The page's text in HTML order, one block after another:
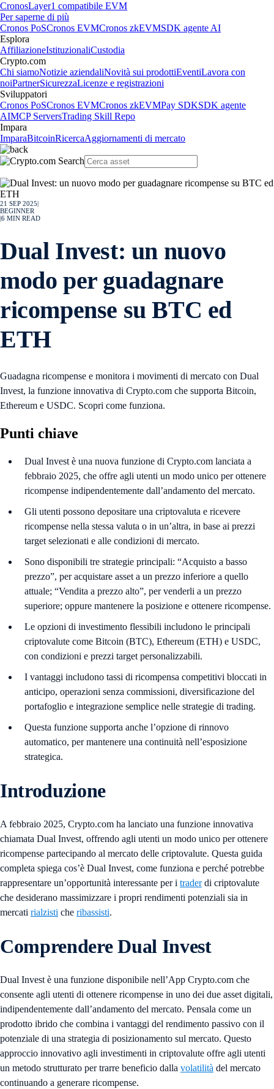
CronosLayer1 compatibile EVM
Per saperne di più
Cronos PoSCronos EVMCronos zkEVMSDK agente AI
Esplora
AffiliazioneIstituzionaliCustodia
Crypto.com
Chi siamoNotizie aziendaliNovità sui prodottiEventiLavora con
noiPartnerSicurezzaLicenze e registrazioni
Sviluppatori
Cronos PoSCronos EVMCronos zkEVMPay SDKSDK agente
AIMCP ServersTrading Skill Repo
Impara
ImparaBitcoinRicercaAggiornamenti di mercato
21 SEP 2025
BEGINNER
6 MIN READ
Dual Invest: un nuovo
modo per guadagnare
ricompense su BTC ed
ETH
Guadagna ricompense e monitora i movimenti di mercato con Dual
Invest, la funzione innovativa di Crypto.com che supporta Bitcoin,
Ethereum e USDC. Scopri come funziona.
Punti chiave
Dual Invest è una nuova funzione di Crypto.com lanciata a
febbraio 2025, che offre agli utenti un modo unico per ottenere
ricompense indipendentemente dall’andamento del mercato.
Gli utenti possono depositare una criptovaluta e ricevere
ricompense nella stessa valuta o in un’altra, in base ai prezzi
target selezionati e alle condizioni di mercato.
Sono disponibili tre strategie principali: “Acquisto a basso
prezzo”, per acquistare asset a un prezzo inferiore a quello
attuale; “Vendita a prezzo alto”, per venderli a un prezzo
superiore; oppure mantenere la posizione e ottenere ricompense.
Le opzioni di investimento flessibili includono le principali
criptovalute come Bitcoin (BTC), Ethereum (ETH) e USDC,
con condizioni e prezzi target personalizzabili.
I vantaggi includono tassi di ricompensa competitivi bloccati in
anticipo, operazioni senza commissioni, diversificazione del
portafoglio e integrazione semplice nelle strategie di trading.
Questa funzione supporta anche l’opzione di rinnovo
automatico, per mantenere una continuità nell’esposizione
strategica.
Introduzione
A febbraio 2025, Crypto.com ha lanciato una funzione innovativa
chiamata Dual Invest, offrendo agli utenti un modo unico per ottenere
ricompense partecipando al mercato delle criptovalute. Questa guida
completa spiega cos’è Dual Invest, come funziona e perché potrebbe
rappresentare un’opportunità interessante per i traderdi criptovalute
che desiderano massimizzare i propri rendimenti potenziali sia in
mercati rialzisti che ribassisti.
Comprendere Dual Invest
Dual Invest è una funzione disponibile nell’App Crypto.com che
consente agli utenti di ottenere ricompense in uno dei due asset digitali,
indipendentemente dall’andamento del mercato. Pensala come un
prodotto ibrido che combina i vantaggi del rendimento passivo con il
potenziale di una strategia di posizionamento sul mercato. Questo
approccio innovativo agli investimenti in criptovalute offre agli utenti
un metodo strutturato per trarre beneficio dalla volatilità del mercato
continuando a generare ricompense.